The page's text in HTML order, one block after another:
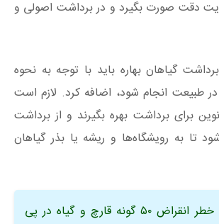
دقت صورت بگیرد و در برداشت اصولی و
گیاهان بهاره باید با توجه به نحوه
طبیعت انجام شود، اضافه کرد. لازم است
برای برداشت بهره بگیرند و از برداشت
تا به رویشگاه‌ها و ریشه یا بذر گیاهان
خطر انقراض ۵۰ گونه قارچ و گیاه در پی